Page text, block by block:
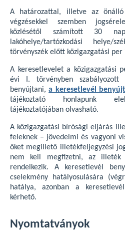
A határozattal, illetve az
végzésekkel szemben
közlésétől számított 30
lakóhelye/tartózkodási helye/
törvényszék előtt közigazgatási
A keresetlevelet a közigazgatási
évi I. törvényben szabályozott
benyújtani,a keresetlevél
tájékoztató honlapunk
tájékoztatójában olvasható.
A közigazgatási bírósági eljárás
feleknek – jövedelmi és vagyoni
őket megillető illetékfeljegyzési
nem kell megfizetni, az illeték
rendelkezik. A keresetlevél
cselekmény hatályosulására
hatálya, azonban a
kérhető.
Nyomtatványok